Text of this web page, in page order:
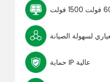
لسهولة الصيانة
حماية IP عالية